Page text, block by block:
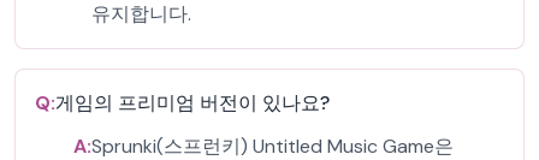
유지합니다.
Q:게임의 프리미엄 버전이 있나요?
A:Sprunki(스프런키) Untitled Music Game은